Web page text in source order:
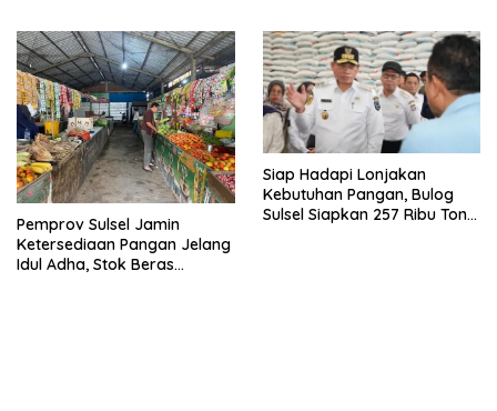
Pemprov Sulsel Jamin
Ketersediaan Pangan Jelang
Idul Adha, Stok Beras
Siap Hadapi Lonjakan
Kebutuhan Pangan, Bulog
Sulsel Siapkan 257 Ribu Ton